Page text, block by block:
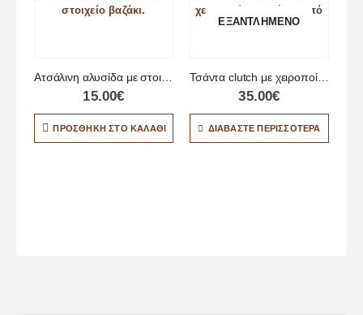
Ατσάλινη αλυσίδα με στοιχείο βαζάκι
15.00€
ΠΡΟΣΘΉΚΗ ΣΤΟ ΚΑΛΆΘΙ
ΕΞΑΝΤΛΗΜΈΝΟ
Τσάντα clutch με χειροποίητο σχέδιο από υγρό γυαλί
35.00€
ΔΙΑΒΆΣΤΕ ΠΕΡΙΣΣΌΤΕΡΑ